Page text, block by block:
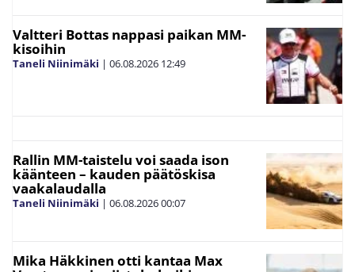
Valtteri Bottas nappasi paikan MM-
kisoihin
Taneli Niinimäki | 06.08.2026 12:49
Rallin MM-taistelu voi saada ison
käänteen – kauden päätöskisa
vaakalaudalla
Taneli Niinimäki | 06.08.202600:07
Mika Häkkinen otti kantaa Max